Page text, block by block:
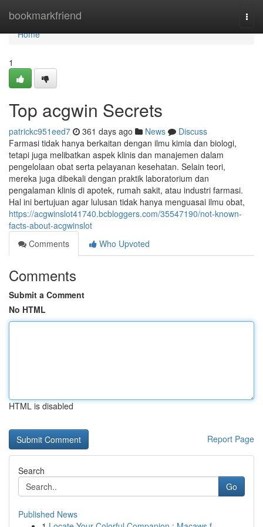
bookmarkfriend
Home
Home
1
Top acgwin Secrets
patrickc951eed7 361 days ago News
Discuss
Farmasi tidak hanya berkaitan dengan ilmu kimia dan biologi,
tetapi juga melibatkan aspek klinis dan manajemen dalam
pengelolaan obat serta pelayanan kesehatan. Selain teori,
mereka juga dibekali dengan praktik laboratorium dan
pengalaman klinis di apotek, rumah sakit, atau industri farmasi.
Hal ini bertujuan agar lulusan tidak hanya menguasai ilmu obat,
https://acgwinslot41740.bcbloggers.com/35547190/not-known-
facts-about-acgwinslot
Comments
Who Upvoted
Comments
Submit a Comment
No HTML
HTML is disabled
Report Page
Search
Go
Published News